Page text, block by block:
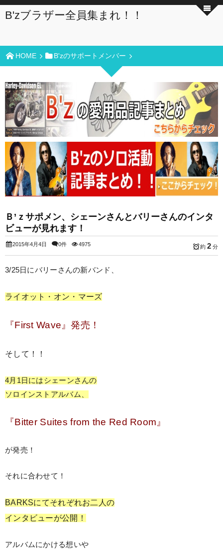
B'zブラザー全員集まれ！！
HOME B'zのサポートメンバー
Ｂ’ｚサポメン、シェーンさんとバリーさんのインタ
ビューが見れます！
2015年4月4日 0件 4975 約 2 分
3/25日にバリーさんの新バンド、
ライオット・オン・マーズ
『First Wave』発売！
そして！！
4月1日にはシェーンさんの
ソロインストアルバム、
『Bitter Suites from the Red Room』
が発売！
それに合わせて！
BARKSにてそれぞれお二人の
インタビューが公開！
アルバムにかける想いや